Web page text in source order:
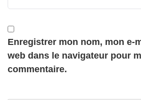
Enregistrer mon nom, mon e-
web dans le navigateur pour
commentaire.